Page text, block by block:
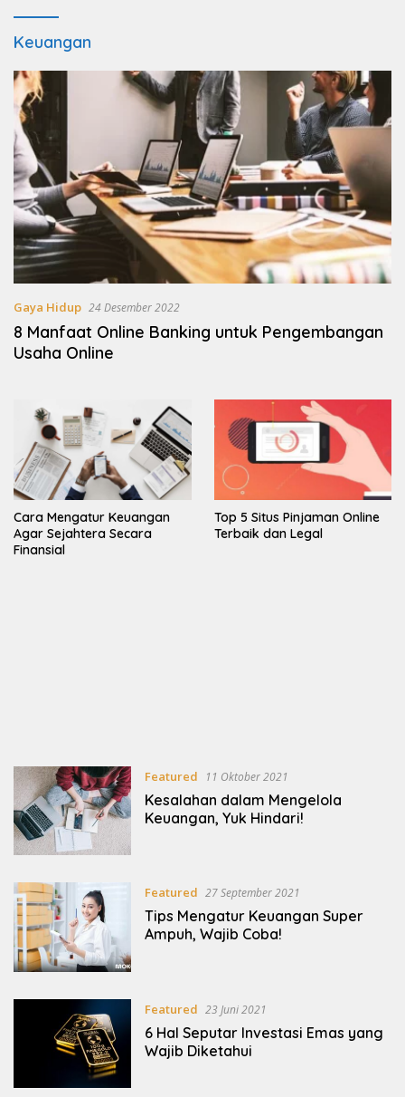
Keuangan
Gaya Hidup 24 Desember 2022
8 Manfaat Online Banking untuk Pengembangan
Usaha Online
Cara Mengatur Keuangan
Agar Sejahtera Secara
Finansial
Top 5 Situs Pinjaman Online
Terbaik dan Legal
Featured 11 Oktober 2021
Kesalahan dalam Mengelola
Keuangan, Yuk Hindari!
Featured 27 September 2021
Tips Mengatur Keuangan Super
Ampuh, Wajib Coba!
Featured 23 Juni 2021
6 Hal Seputar Investasi Emas yang
Wajib Diketahui